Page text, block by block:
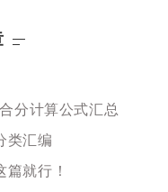
分计算公式汇总
类汇编
就行！